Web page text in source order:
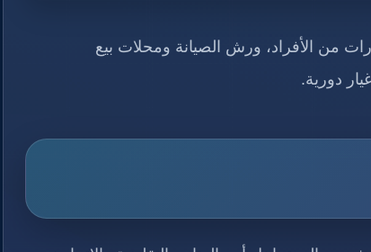
من الأفراد، ورش الصيانة ومحلات بيع
دورية.